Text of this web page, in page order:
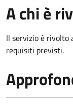
A chi è
Il servizio è rivolto
requisiti previsti.